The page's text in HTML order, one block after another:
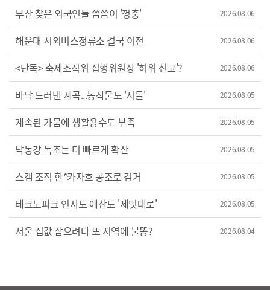
부산 찾은 외국인들 씀씀이 '껑충' 2026.08.06
해운대 시외버스정류소 결국 이전 2026.08.06
<단독> 축제조직위 집행위원장 '허위 신고'? 2026.08.06
바닥 드러낸 계곡...농작물도 '시들' 2026.08.05
계속된 가뭄에 생활용수도 부족 2026.08.05
낙동강 녹조는 더 빠르게 확산 2026.08.05
스캠 조직 한*카자흐 공조로 검거 2026.08.05
테크노파크 인사도 예산도 '제멋대로' 2026.08.05
서울 집값 잡으려다 또 지역에 불똥? 2026.08.04